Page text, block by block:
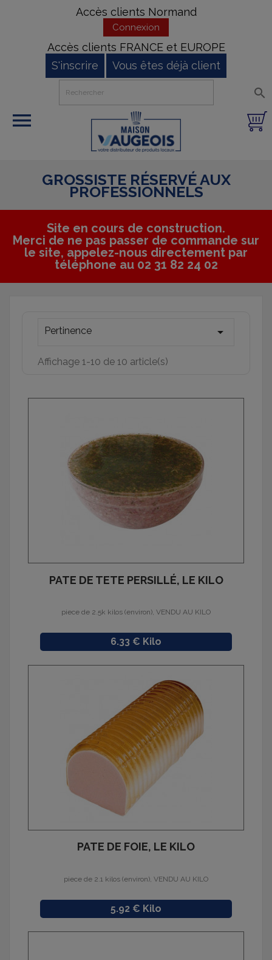
Accès clients Normand
Connexion
Accès clients FRANCE et EUROPE
S'inscrire
Vous êtes déjà client


GROSSISTE RÉSERVÉ AUX
PROFESSIONNELS
Site en cours de construction.
Merci de ne pas passer de commande sur
le site, appelez-nous directement par
téléphone au 02 31 82 24 02
Pertinence 
Affichage 1-10 de 10 article(s)
PATE DE TETE PERSILLÉ, LE KILO
piece de 2.5k kilos (environ), VENDU AU KILO
Prix
6.33 € Kilo
PATE DE FOIE, LE KILO
piece de 2.1 kilos (environ), VENDU AU KILO
Prix
5.92 € Kilo